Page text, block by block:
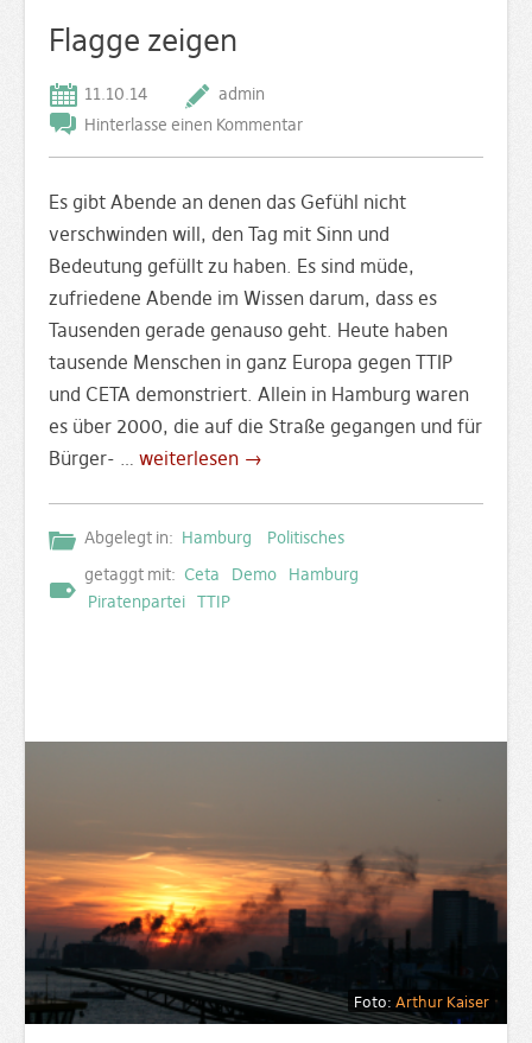
Flagge zeigen
11.10.14
admin
Hinterlasse einen Kommentar
Es gibt Abende an denen das Gefühl nicht
verschwinden will, den Tag mit Sinn und
Bedeutung gefüllt zu haben. Es sind müde,
zufriedene Abende im Wissen darum, dass es
Tausenden gerade genauso geht. Heute haben
tausende Menschen in ganz Europa gegen TTIP
und CETA demonstriert. Allein in Hamburg waren
es über 2000, die auf die Straße gegangen und für
Bürger- … weiterlesen →
Abgelegt in: Hamburg
Politisches
getaggt mit: Ceta Demo
Hamburg
Piratenpartei TTIP
Foto: Arthur Kaiser